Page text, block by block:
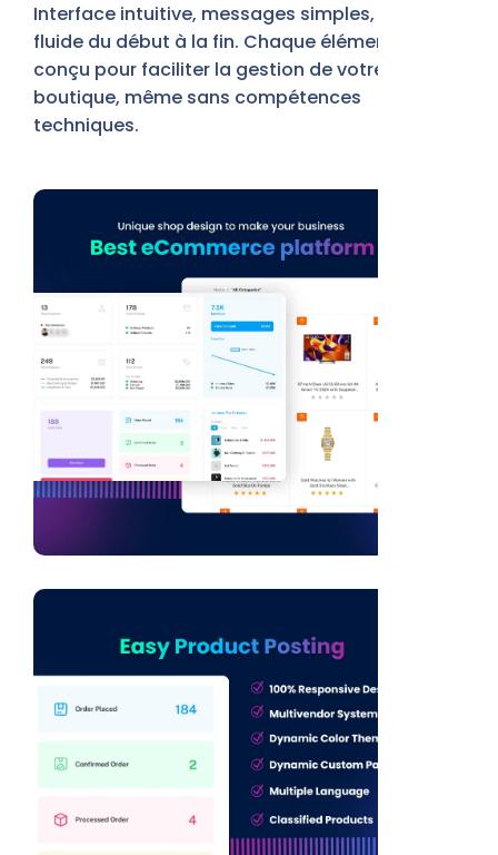
Interface intuitive, messages simples, parcours
fluide du début à la fin. Chaque élément est
conçu pour faciliter la gestion de votre
boutique, même sans compétences
techniques.